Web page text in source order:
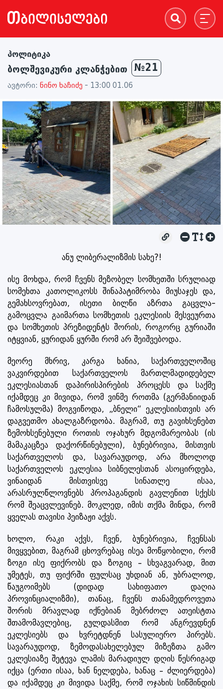
პოლიტიკა
ბოლშევიკური კლანჭებით №21
ავტორი: ნინო ხაჩიძე - 13:00 01.06
ანუ ლიბერალიზმის სახე?!
ისე მოხდა, რომ ჩვენს მეზობელ სომხეთში სრულიად
სომეხთა კათოლიკოსს შინაპატიმრობა მიუსაჯეს და,
გემახსოვრებათ, ისეთი ბილწი აზრთა გაცვლა-
გამოცვლა გაიმართა სომხეთის ეკლესიის მესვეურთა
და სომხეთის პრეზიდენტს შორის, როგორც გურიაში
იტყვიან, ყურიდან ყურში რომ არ შეიშვებოდა.
მეორე მხრივ, კარგა ხანია, საქართველოშიც
ვაკვირდებით საქართველოს მართლმადიდებელ
ეკლესიასთან დაპირისპირების პროცესს და საქმე
იქამდეც კი მივიდა, რომ ვინმე როთმა (გერმანიიდან
ჩამოსულმა) მოგვიწოდა, „ბნელი“ ეკლესიისთვის არ
დაგვეთმო ახალგაზრდობა. მაგრამ, თუ გავიხსენებთ
ზემოხსენებული როთის ოჯახურ მდგომარეობას (ის
მამაკაცზეა დაქორწინებული), ბუნებრივია, მისთვის
საქართველოს და, სავარაუდოდ, არა მხოლოდ
საქართველოს ეკლესია სიბნელესთან ასოცირდება,
ვინაიდან მისთვისვე სინათლე ისაა,
არასრულწლოვნებს პროპაგანდის გავლენით სქესს
რომ შეაცვლევინებ. მოკლედ, იმის თქმა მინდა, რომ
ყველას თავისი პეიზაჟი აქვს.
ხოლო, რაკი აქვს, ჩვენ, ბუნებრივია, ჩვენსას
მივყვებით, მაგრამ ცხოვრებაც ისეა მოწყობილი, რომ
ზოგი ისე ფიქრობს და ზოგიც – სხვაგვარად, მით
უმეტეს, თუ ფიქრში ფულსაც უხდიან ან, უბრალოდ,
წაუგოიმებს (დიდად სახიფათო დაღია
პროვინციალიზმი), თანაც, ჩვენს თანამედროვეთა
შორის მრავლად იქნებიან მებრძოლ ათეისტთა
შთამომავლებიც, გულდასმით რომ ანგრევდნენ
ეკლესიებს და ხვრეტდნენ სასულიერო პირებს.
სავარაუდოდ, ზემოდასახელებულ მიზეზთა გამო
ეკლესიაზე შეტევა ლამის მარადიულ დღის წესრიგად
იქცა (ერთი ისაა, ხან ნელდება, ხანაც – ძლიერდება)
და იქამდეც კი მივიდა საქმე, რომ ოჯახის სიწმინდის